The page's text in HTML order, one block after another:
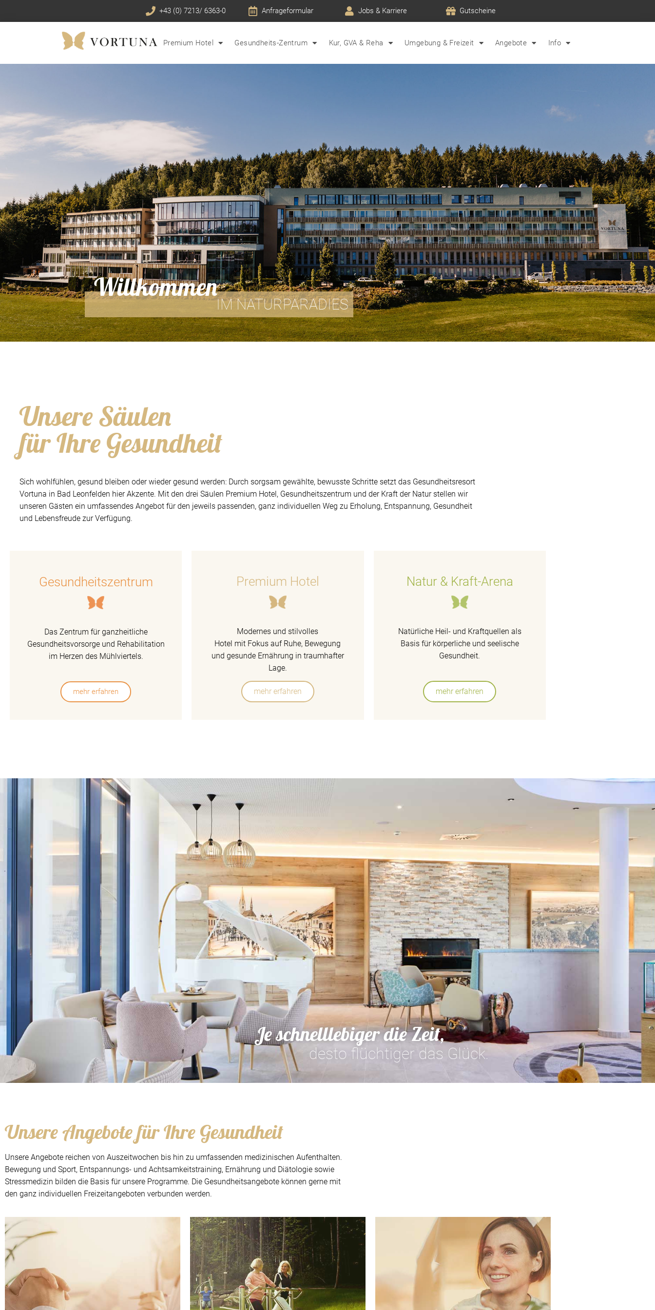
+43 (0) 7213/ 6363-0 Anfrageformular Jobs & Karriere Gutscheine
Premium Hotel Gesundheits-Zentrum Kur, GVA & Reha Umgebung & Freizeit Angebote Info
IM NATURPARADIES
Willkommen
Unsere Säulen
für Ihre Gesundheit
Sich wohlfühlen, gesund bleiben oder wieder gesund werden: Durch sorgsam gewählte, bewusste Schritte setzt das Gesundheitsresort
Vortuna in Bad Leonfelden hier Akzente. Mit den drei Säulen Premium Hotel, Gesundheitszentrum und der Kraft der Natur stellen wir
unseren Gästen ein umfassendes Angebot für den jeweils passenden, ganz individuellen Weg zu Erholung, Entspannung, Gesundheit
und Lebensfreude zur Verfügung.
Gesundheitszentrum
Das Zentrum für ganzheitliche
Gesundheitsvorsorge und Rehabilitation
im Herzen des Mühlviertels.
mehr erfahren
Premium Hotel
Modernes und stilvolles
Hotel mit Fokus auf Ruhe, Bewegung
und gesunde Ernährung in traumhafter
Lage.
mehr erfahren
Natur & Kraft-Arena
Natürliche Heil- und Kraftquellen als
Basis für körperliche und seelische
Gesundheit.
mehr erfahren
Je schnelllebiger die Zeit,
desto flüchtiger das Glück.
Unsere Angebote für Ihre Gesundheit
Unsere Angebote reichen von Auszeitwochen bis hin zu umfassenden medizinischen Aufenthalten.
Bewegung und Sport, Entspannungs- und Achtsamkeitstraining, Ernährung und Diätologie sowie
Stressmedizin bilden die Basis für unsere Programme. Die Gesundheitsangebote können gerne mit
den ganz individuellen Freizeitangeboten verbunden werden.